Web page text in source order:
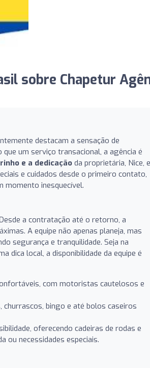
sobre Chapetur
destacam a sensação de
um serviço transacional, a agência é
e a dedicação da proprietária, Nice,
e cuidados desde o primeiro contato,
momento inesquecível.
a contratação até o retorno, a
A equipe não apenas planeja, mas
segurança e tranquilidade. Seja na
dica local, a disponibilidade da equipe é
com motoristas cautelosos e
churrascos, bingo e até bolos caseiros
oferecendo cadeiras de rodas e
ou necessidades especiais.